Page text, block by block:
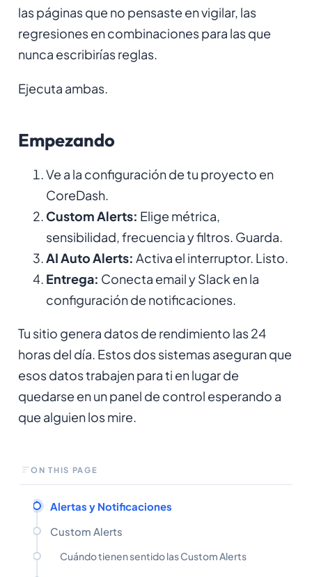
las páginas que no pensaste en vigilar, las
regresiones en combinaciones para las que
nunca escribirías reglas.
Ejecuta ambas.
Empezando
Ve a la configuración de tu proyecto en
CoreDash.
Custom Alerts: Elige métrica,
sensibilidad, frecuencia y filtros. Guarda.
AI Auto Alerts: Activa el interruptor. Listo.
Entrega: Conecta email y Slack en la
configuración de notificaciones.
Tu sitio genera datos de rendimiento las 24
horas del día. Estos dos sistemas aseguran que
esos datos trabajen para ti en lugar de
quedarse en un panel de control esperando a
que alguien los mire.
ON THIS PAGE
Alertas y Notificaciones
Custom Alerts
Cuándo tienen sentido las Custom Alerts